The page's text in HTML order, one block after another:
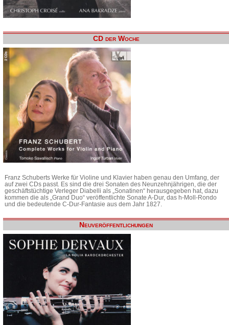
CD der Woche
Franz Schuberts Werke für Violine und Klavier haben genau den Umfang, der
auf zwei CDs passt. Es sind die drei Sonaten des Neunzehnjährigen, die der
geschäftstüchtige Verleger Diabelli als „Sonatinen“ herausgegeben hat, dazu
kommen die als „Grand Duo“ veröffentlichte Sonate A-Dur, das h-Moll-Rondo
und die bedeutende C-Dur-Fantasie aus dem Jahr 1827.
Neuveröffentlichungen